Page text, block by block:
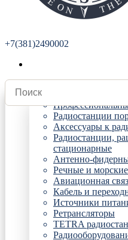
+7(381)2490002
Радиостанции
Радиостанции
Аксессуары к
Радиостанции,
стационарные
Антенно-
Речные и
Авиационная
Кабель и
Источники
Ретрансляторы
TETRA